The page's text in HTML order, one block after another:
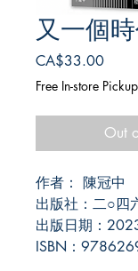
又一個
CA$33.00Price
Free In-store Pickup
Out
作者： 陳冠中
出版社：二○四
出版日期：
ISBN：